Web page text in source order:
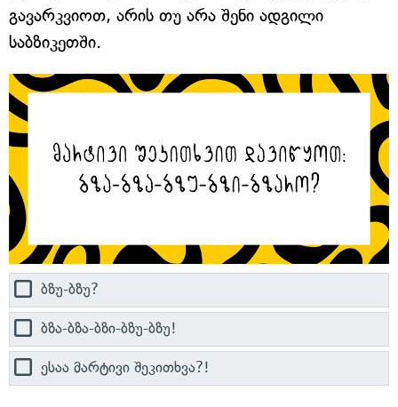
გავარკვიოთ, არის თუ არა შენი ადგილი
საბზიკეთში.
ბზუ-ბზუ?
ბზა-ბზა-ბზი-ბზუ-ბზუ!
ესაა მარტივი შეკითხვა?!